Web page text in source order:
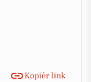
Kopiér link